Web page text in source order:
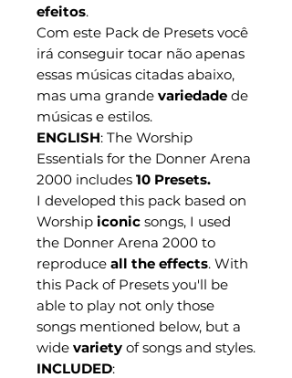
efeitos.
Com este Pack de Presets você
irá conseguir tocar não apenas
essas músicas citadas abaixo,
mas uma grande variedade de
músicas e estilos.
ENGLISH: The Worship
Essentials for the Donner Arena
2000 includes 10 Presets.
I developed this pack based on
Worship iconic songs, I used
the Donner Arena 2000 to
reproduce all the effects. With
this Pack of Presets you'll be
able to play not only those
songs mentioned below, but a
wide variety of songs and styles.
INCLUDED: